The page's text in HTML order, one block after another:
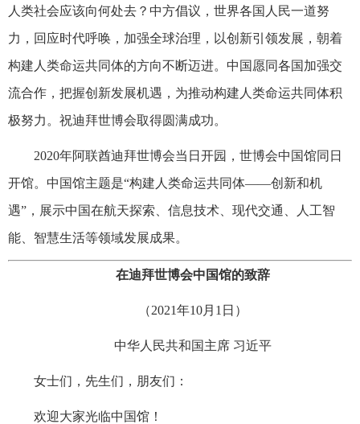
人类社会应该向何处去？中方倡议，世界各国人民一道努
力，回应时代呼唤，加强全球治理，以创新引领发展，朝着
构建人类命运共同体的方向不断迈进。中国愿同各国加强交
流合作，把握创新发展机遇，为推动构建人类命运共同体积
极努力。祝迪拜世博会取得圆满成功。
2020年阿联酋迪拜世博会当日开园，世博会中国馆同日
开馆。中国馆主题是“构建人类命运共同体——创新和机
遇”，展示中国在航天探索、信息技术、现代交通、人工智
能、智慧生活等领域发展成果。
在迪拜世博会中国馆的致辞
（2021年10月1日）
中华人民共和国主席 习近平
女士们，先生们，朋友们：
欢迎大家光临中国馆！